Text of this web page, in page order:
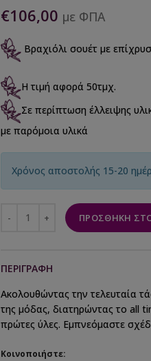
€106,00 με ΦΠΑ
Βραχιόλι σουέτ με
Η τιμή αφορά 50τμχ.
Σε περίπτωση έλλειψης
με παρόμοια υλικά
Χρόνος αποστολής 15-20
ΠΡΟΣΘΉΚΗ
ΠΕΡΙΓΡΑΦΉ
Ακολουθώντας την τελευταία
της μόδας, διατηρώντας το all
πρώτες ύλες. Εμπνεόμαστε
Κοινοποιήστε: